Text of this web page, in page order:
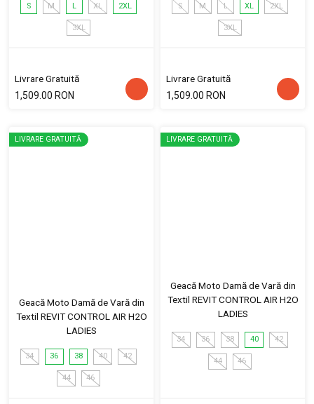
S M L XL 2XL
3XL
Livrare Gratuită
1,509.00 RON
S M L XL 2XL
3XL
Livrare Gratuită
1,509.00 RON
LIVRARE GRATUITĂ
Geacă Moto Damă de Vară din
Textil REVIT CONTROL AIR H2O
LADIES
34 36 38 40 42
44 46
LIVRARE GRATUITĂ
Geacă Moto Damă de Vară din
Textil REVIT CONTROL AIR H2O
LADIES
34 36 38 40 42
44 46